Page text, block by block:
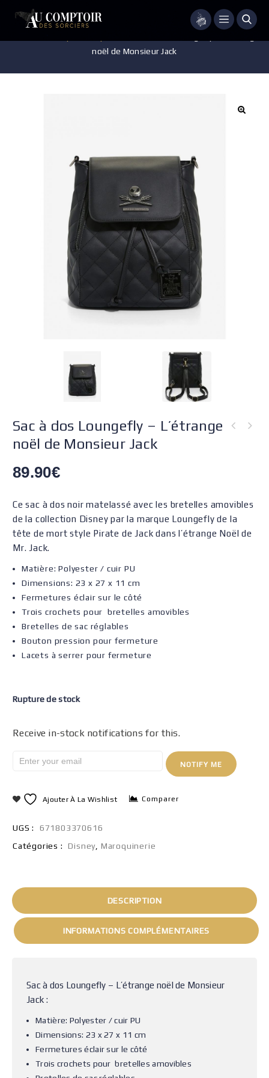
Menu
noël de Monsieur Jack
Sac à dos Loungefly – L’étrange
noël de Monsieur Jack
89.90€
Ce sac à dos noir matelassé avec les bretelles amovibles
de la collection Disney par la marque Loungefly de la
tête de mort style Pirate de Jack dans l’étrange Noël de
Mr. Jack.
Matière: Polyester / cuir PU
Dimensions: 23 x 27 x 11 cm
Fermetures éclair sur le côté
Trois crochets pour bretelles amovibles
Bretelles de sac réglables
Bouton pression pour fermeture
Lacets à serrer pour fermeture
Rupture de stock
Receive in-stock notifications for this.
NOTIFY ME
Ajouter À La Wishlist Comparer
UGS :
671803370616
Catégories :
Disney Maroquinerie
DESCRIPTION
INFORMATIONS COMPLÉMENTAIRES
Sac à dos Loungefly – L’étrange noël de Monsieur
Jack :
Matière: Polyester / cuir PU
Dimensions: 23 x 27 x 11 cm
Fermetures éclair sur le côté
Trois crochets pour bretelles amovibles